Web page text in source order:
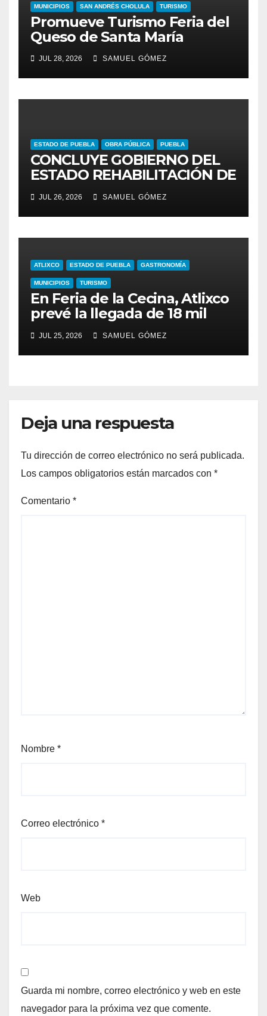
MUNICIPIOS SAN ANDRÉS CHOLULA TURISMO
Promueve Turismo Feria del
Queso de Santa María
JUL 28, 2026 SAMUEL GÓMEZ
ESTADO DE PUEBLA OBRA PÚBLICA PUEBLA
CONCLUYE GOBIERNO DEL
ESTADO REHABILITACIÓN DE
CUATRO AVENIDAS DEL
PROGRAMA DE
PAVIMENTACIÓN 2026
JUL 26, 2026 SAMUEL GÓMEZ
ATLIXCO ESTADO DE PUEBLA GASTRONOMÍA
MUNICIPIOS TURISMO
En Feria de la Cecina, Atlixco
prevé la llegada de 18 mil
turistas
JUL 25, 2026 SAMUEL GÓMEZ
Deja una respuesta
Tu dirección de correo electrónico no será publicada.
Los campos obligatorios están marcados con *
Comentario *
Nombre *
Correo electrónico *
Web
Guarda mi nombre, correo electrónico y web en este
navegador para la próxima vez que comente.